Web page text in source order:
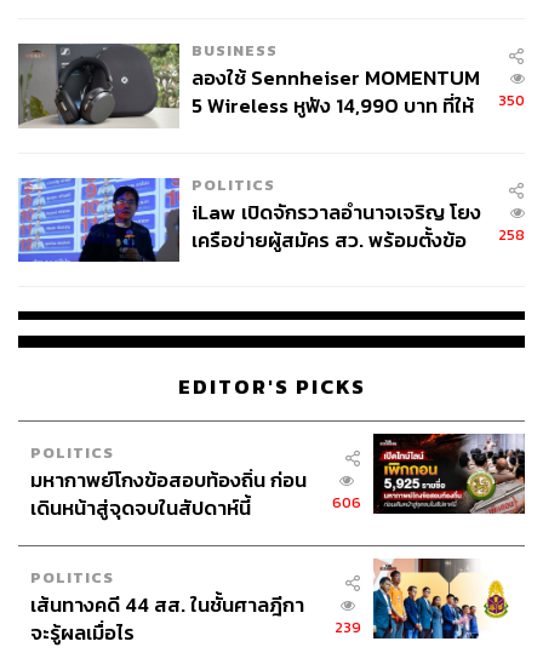
BUSINESS
ลองใช้ Sennheiser MOMENTUM
5 Wireless หูฟัง 14,990 บาท ที่ให้
350
POLITICS
iLaw เปิดจักรวาลอำนาจเจริญ โยง
เครือข่ายผู้สมัคร สว. พร้อมตั้งข้อ
258
EDITOR'S PICKS
POLITICS
มหากาพย์โกงข้อสอบท้องถิ่น ก่อน
เดินหน้าสู่จุดจบในสัปดาห์นี้
606
POLITICS
เส้นทางคดี 44 สส. ในชั้นศาลฎีกา
จะรู้ผลเมื่อไร
239